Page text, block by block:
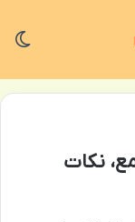
نکات